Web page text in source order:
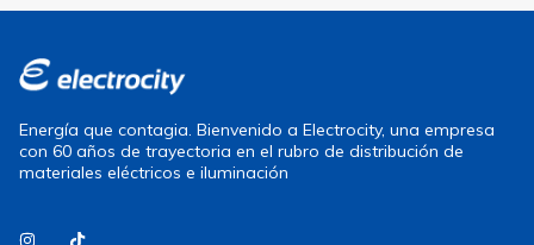
Energía que contagia. Bienvenido a Electrocity, una empresa
con 60 años de trayectoria en el rubro de distribución de
materiales eléctricos e iluminación